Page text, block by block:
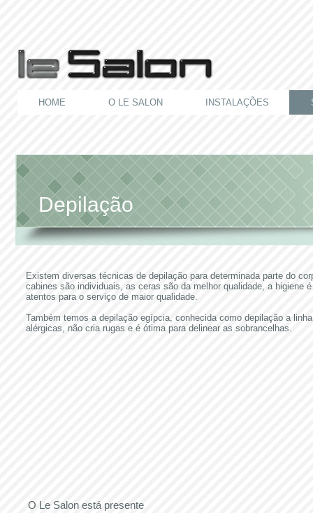
HOME O LE SALON INSTALAÇÕES
Depilação
Existem diversas técnicas de depilação para determinada parte do
cabines são individuais, as ceras são da melhor qualidade, a higiene
atentos para o serviço de maior qualidade.
Também temos a depilação egípcia, conhecida como depilação a
alérgicas, não cria rugas e é ótima para delinear as sobrancelhas.
O Le Salon está presente